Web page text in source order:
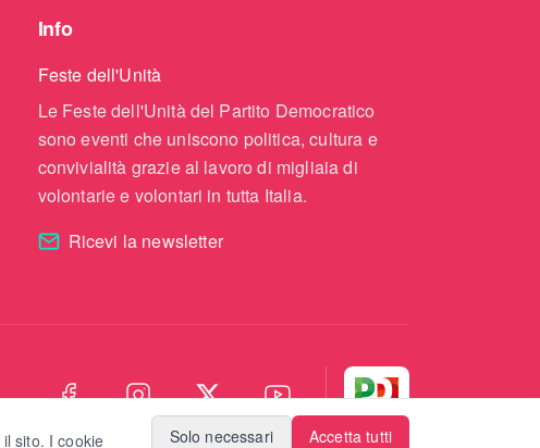
sito. I cookie Solo necessari Accetta tutti
Info
Feste dell'Unità
Le Feste dell'Unità del Partito Democratico
sono eventi che uniscono politica, cultura e
convivialità grazie al lavoro di migliaia di
volontarie e volontari in tutta Italia.
Ricevi la newsletter